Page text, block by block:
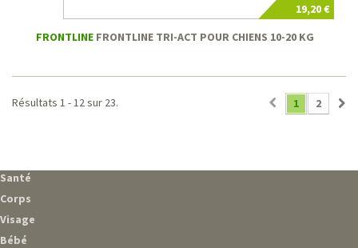
19,20 €
FRONTLINE FRONTLINE TRI-ACT POUR CHIENS 10-20 KG
1 2
Résultats 1 - 12 sur 23.
Santé
Corps
Visage
Bébé